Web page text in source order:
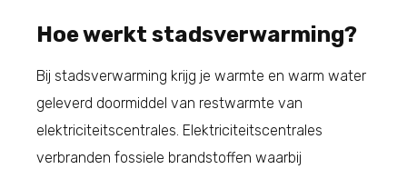
Hoe werkt stadsverwarming?
Bij stadsverwarming krijg je warmte en warm water
geleverd doormiddel van restwarmte van
elektriciteitscentrales. Elektriciteitscentrales
verbranden fossiele brandstoffen waarbij